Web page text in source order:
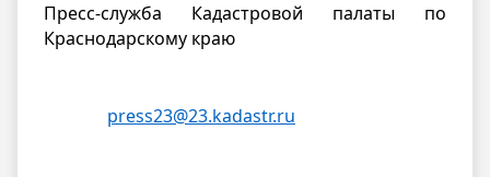
Пресс-служба Кадастровой палаты по
Краснодарскому краю
press23@23.kadastr.ru